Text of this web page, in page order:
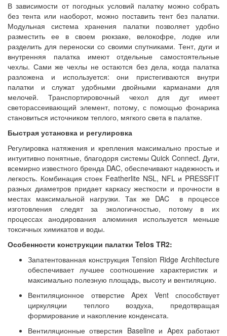
В зависимости от погодных условий палатку можно собрать
без тента или наоборот, можно поставить тент без палатки.
Модульная система хранения палатки позволяет удобно
разместить ее в своем рюкзаке, велокофре, лодке или
разделить для переноски со своими спутниками. Тент, дуги и
внутренняя палатка имеют отдельные самостоятельные
чехлы. Сами же чехлы не остаются без дела, когда палатка
разложена и используется: они пристегиваются внутри
палатки и служат удобными двойными карманами для
мелочей. Транспортировочный чехол для дуг имеет
светорассеивающий элемент, потому, с помощью фонарика
становиться источником теплого, мягкого света в палатке.
Быстрая установка и регулировка
Регулировка натяжения и крепления максимально простые и
интуитивно понятные, благодоря системы Quick Connect. Дуги,
всемирно известного бренда DAC, обеспечивают надежность и
легкость. Комбинация стоек Featherlite NSL, NFL и PRESSFIT
разных диаметров придает каркасу жесткости и прочности в
местах максимальной нагрузки. Так же DAC в процессе
изготовления следят за экологичностью, потому в их
процессах анодирования алюминия используется меньше
токсичных химикатов и воды.
Особенности конструкции палатки Telos TR2:
Запатентованная конструкция Tension Ridge Architecture
обеспечивает лучшее соотношение характеристик и
максимально полезную площадь, высоту и вентиляцию.
Вентиляционное отверстие Apex Vent способствует
циркуляции теплого воздуха, предотвращая
формирование и накопление конденсата.
Вентиляционные отверстия Baseline и Apex работают